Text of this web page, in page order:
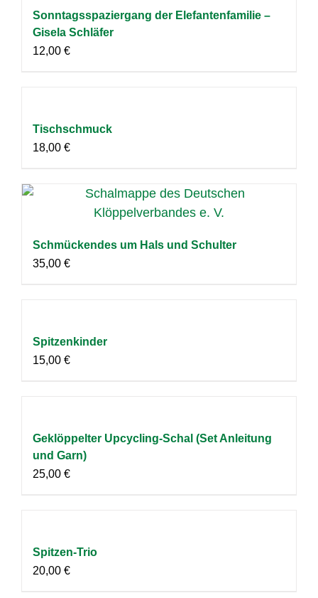
Sonntagsspaziergang der Elefantenfamilie –
Gisela Schläfer
12,00 €
Tischschmuck
18,00 €
Schmückendes um Hals und Schulter
35,00 €
Spitzenkinder
15,00 €
Geklöppelter Upcycling-Schal (Set Anleitung
und Garn)
25,00 €
Spitzen-Trio
20,00 €